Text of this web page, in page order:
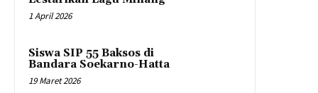
1 April 2026
Siswa SIP 55 Baksos di
Bandara Soekarno-Hatta
19 Maret 2026